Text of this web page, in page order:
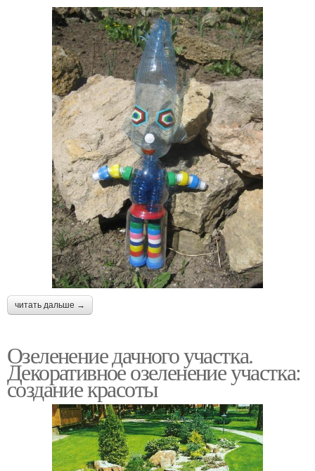
читать дальше →
Озеленение дачного участка.
Декоративное озеленение участка:
создание красоты